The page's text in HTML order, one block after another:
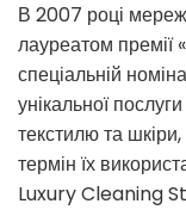
В 2007 році
лауреатом премії
спеціальній
унікальної
текстилю та
термін їх
Luxury Cleaning